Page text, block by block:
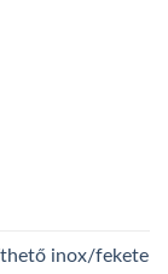
inox/fekete